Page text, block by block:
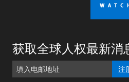
获取全球人权最新消
注